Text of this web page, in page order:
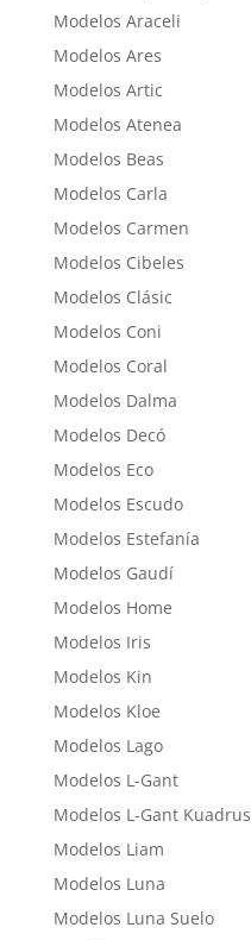
Modelos Araceli
Modelos Ares
Modelos Artic
Modelos Atenea
Modelos Beas
Modelos Carla
Modelos Carmen
Modelos Cibeles
Modelos Clásic
Modelos Coni
Modelos Coral
Modelos Dalma
Modelos Decó
Modelos Eco
Modelos Escudo
Modelos Estefanía
Modelos Gaudí
Modelos Home
Modelos Iris
Modelos Kin
Modelos Kloe
Modelos Lago
Modelos L-Gant
Modelos L-Gant Kuadrus
Modelos Liam
Modelos Luna
Modelos Luna Suelo